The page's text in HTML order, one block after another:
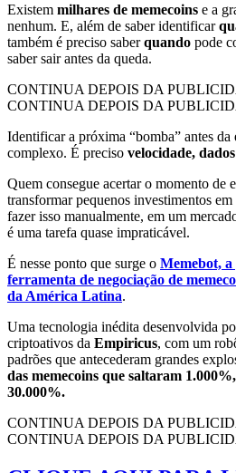
Existem milhares de memecoins e a
nenhum. E, além de saber identificar
também é preciso saberquando pode
saber sair antes da queda.
CONTINUA DEPOIS DA
CONTINUA DEPOIS DA
Identificar a próxima “bomba” antes da
complexo. É preciso velocidade,
Quem consegue acertar o momento de
transformar pequenos investimentos
fazer isso manualmente, em um
é uma tarefa quase impraticável.
É nesse ponto que surge o Memebot,
ferramenta de negociação de
da América Latina.
Uma tecnologia inédita desenvolvida
criptoativos da Empiricus, com um
padrões que antecederam grandes
das memecoins que saltaram
30.000%.
CONTINUA DEPOIS DA
CONTINUA DEPOIS DA